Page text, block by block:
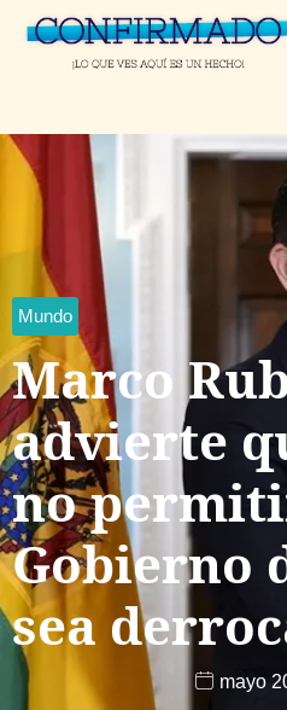
Mundo
Marco
advierte
no
Gobierno
sea
mayo